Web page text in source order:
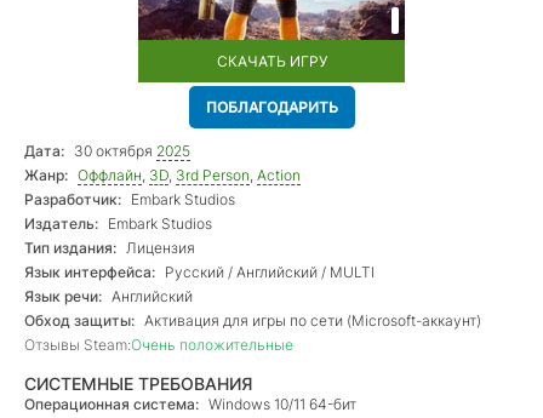
СКАЧАТЬ ИГРУ
ПОБЛАГОДАРИТЬ
Дата: 30 октября 2025
Жанр: Оффлайн, 3D, 3rd Person, Action
Разработчик: Embark Studios
Издатель: Embark Studios
Тип издания: Лицензия
Язык интерфейса: Русский / Английский / MULTI
Язык речи: Английский
Обход защиты: Активация для игры по сети (Microsoft-аккаунт)
Отзывы Steam:Очень положительные
СИСТЕМНЫЕ ТРЕБОВАНИЯ
Операционная система: Windows 10/11 64-бит